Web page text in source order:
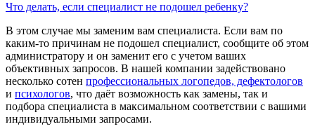
Что делать, если специалист не подошел ребенку?
В этом случае мы заменим вам специалиста. Если вам по
каким-то причинам не подошел специалист, сообщите об этом
администратору и он заменит его с учетом ваших
объективных запросов. В нашей компании задействовано
несколько сотен профессиональных логопедов, дефектологов
и психологов, что даёт возможность как замены, так и
подбора специалиста в максимальном соответствии с вашими
индивидуальными запросами.